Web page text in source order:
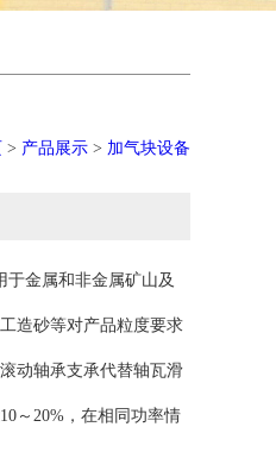
> 产品展示 > 加气块设备
金属和非金属矿山及
造砂等对产品粒度要求
动轴承支承代替轴瓦滑
～20%，在相同功率情